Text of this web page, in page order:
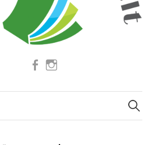
Facebook
Suchen
nach: